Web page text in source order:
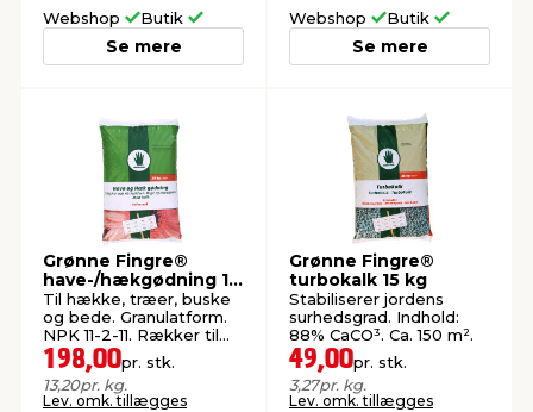
Webshop Butik
Se mere
Webshop Butik
Se mere
Grønne Fingre®
have-/hækgødning 15
kg
Til hække, træer, buske
og bede. Granulatform.
NPK 11-2-11. Rækker til
ca. 400 m².
198,00pr. stk.
13,20pr. kg.
Lev. omk. tillægges
Grønne Fingre®
turbokalk 15 kg
Stabiliserer jordens
surhedsgrad. Indhold:
88% CaCO³. Ca. 150 m².
49,00pr. stk.
3,27pr. kg.
Lev. omk. tillægges